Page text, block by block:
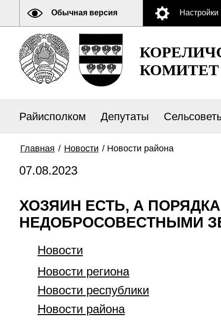
Обычная версия Настройки
КОМИТЕТ
Райисполком Депутаты
Главная / Новости / Новости района
07.08.2023
ХОЗЯИН ЕСТЬ, А
НЕДОБРОСОВЕСТНЫМИ
Новости
Новости региона
Новости республики
Новости района